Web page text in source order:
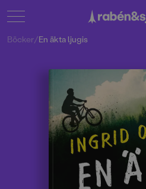
Böcker/En äkta ljugis